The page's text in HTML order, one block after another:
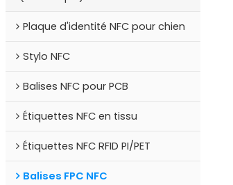
Plaque d'identité NFC pour chien
Stylo NFC
Balises NFC pour PCB
Étiquettes NFC en tissu
Étiquettes NFC RFID PI/PET
Balises FPC NFC